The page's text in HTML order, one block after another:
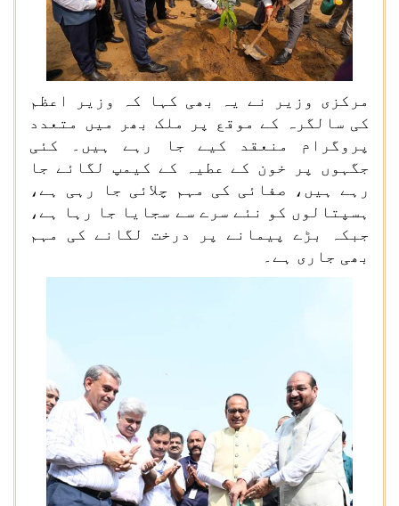
مرکزی وزیر نے یہ بھی کہا کہ وزیر اعظم
کی سالگرہ کے موقع پر ملک بھر میں متعدد
پروگرام منعقد کیے جا رہے ہیں۔ کئی
جگہوں پر خون کے عطیہ کے کیمپ لگائے جا
رہے ہیں، صفائی کی مہم چلائی جا رہی ہے،
ہسپتالوں کو نئے سرے سے سجایا جا رہا ہے،
جبکہ بڑے پیمانے پر درخت لگانے کی مہم
بھی جاری ہے۔